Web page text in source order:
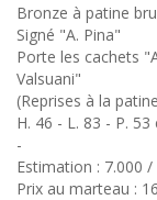
Bronze à patine
Signé "A. Pina"
Porte les cachets
Valsuani"
(Reprises à la
H. 46 - L. 83 - P. 53
-
Estimation : 7.000 /
Prix au marteau :